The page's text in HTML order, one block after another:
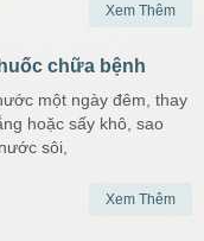
Xem Thêm
chữa bệnh
một ngày đêm, thay
hoặc sấy khô, sao
sôi,
Xem Thêm